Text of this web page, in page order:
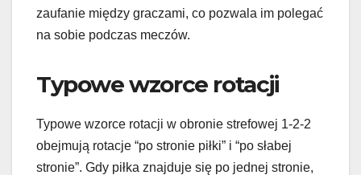
zaufanie między graczami, co pozwala im polegać
na sobie podczas meczów.
Typowe wzorce rotacji
Typowe wzorce rotacji w obronie strefowej 1-2-2
obejmują rotacje “po stronie piłki” i “po słabej
stronie”. Gdy piłka znajduje się po jednej stronie,